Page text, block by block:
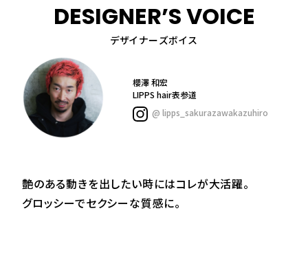
DESIGNER’S VOICE
デザイナーズボイス
櫻澤 和宏
LIPPS hair表参道
@ lipps_sakurazawakazuhiro
艶のある動きを出したい時にはコレが大活躍。
グロッシーでセクシーな質感に。